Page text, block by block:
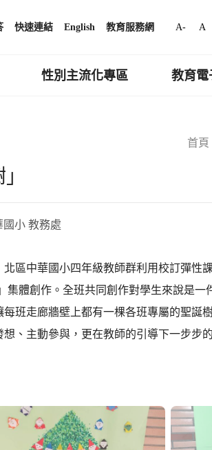
快速連結 English 教育服務網 A- A
性別主流化專區 教育電
首頁
國小 教務處
區中華國小四年級教師群利用校訂彈性
集體創作。全班共同創作對學生來說是一
班走廊牆壁上都有一棵各班專屬的聖誕
、主動參與，更在教師的引導下一步步